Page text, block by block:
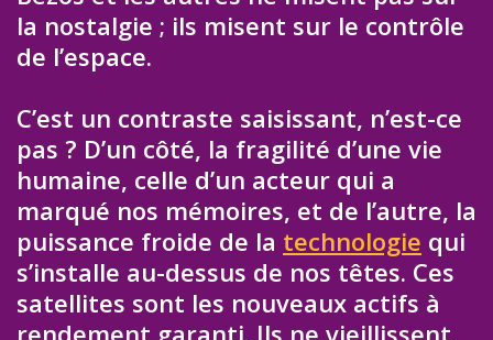
la nostalgie ; ils misent sur le contrôle
de l’espace.
C’est un contraste saisissant, n’est-ce
pas ? D’un côté, la fragilité d’une vie
humaine, celle d’un acteur qui a
marqué nos mémoires, et de l’autre, la
puissance froide de la technologie qui
s’installe au-dessus de nos têtes. Ces
satellites sont les nouveaux actifs à